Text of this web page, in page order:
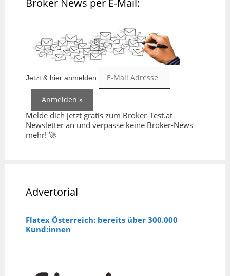
Broker News per E-Mail:
Jetzt & hier anmelden
Melde dich jetzt gratis zum Broker-Test.at
Newsletter an und verpasse keine Broker-News
mehr! 🚀
Advertorial
Flatex Österreich: bereits über 300.000
Kund:innen